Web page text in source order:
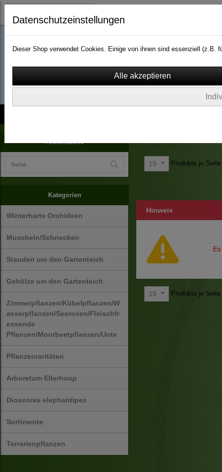
wassergarten-
Artikelsuche
Kategorien
Winterharte Orchideen
Muscheln/Schnecken
Stauden um den Gartenteich
Gehölze um den Gartenteich
Zimmerpflanzen/Kübelpflanzen/W
asserpflanzen/Seerosen/Fleischfr
essende
Pflanzen/Moorbeetpflanzen/Unte
Pflanzenraritäten
Arboretum Ellerhoop
Dioscorea elephantipes
Sortimente
Terrarienpflanzen
15 Produkte je Seite
Hinweis
15 Produkte je Seite
Datenschutzeinstellungen
Dieser Shop verwendet Cookies. Einige von ihnen sind essenziell (z.B.